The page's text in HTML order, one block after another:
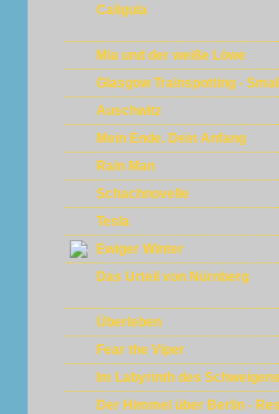
Caligula
Mia und der weiße Löwe
Glasgow Trainspotting -
Auschwitz
Mein Ende. Dein Anfang
Rain Man
Schachnovelle
Tesla
Ewiger Winter
Das Urteil von Nürnberg
Überleben
Fear the Viper
Im Labyrinth des Schweigens
Der Himmel über Berlin -